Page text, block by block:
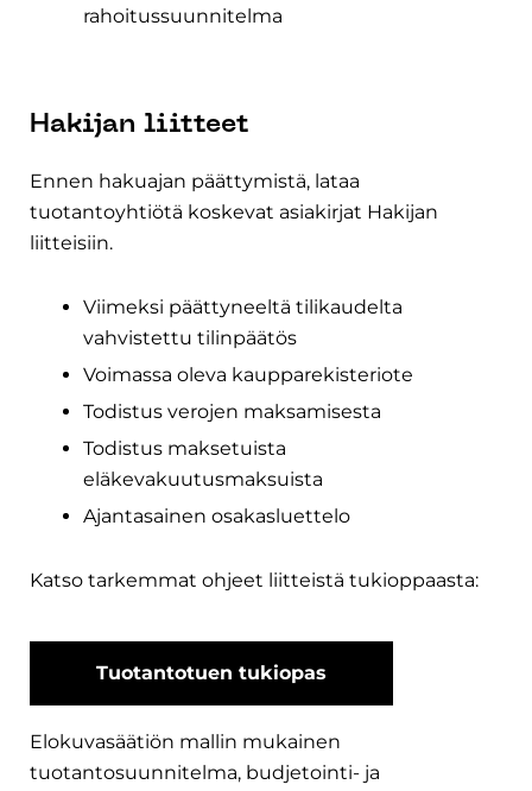
rahoitussuunnitelma
Hakijan liitteet
Ennen hakuajan päättymistä, lataa
tuotantoyhtiötä koskevat asiakirjat Hakijan
liitteisiin.
Viimeksi päättyneeltä tilikaudelta
vahvistettu tilinpäätös
Voimassa oleva kaupparekisteriote
Todistus verojen maksamisesta
Todistus maksetuista
eläkevakuutusmaksuista
Ajantasainen osakasluettelo
Katso tarkemmat ohjeet liitteistä tukioppaasta:
Tuotantotuen tukiopas
Elokuvasäätiön mallin mukainen
tuotantosuunnitelma, budjetointi- ja